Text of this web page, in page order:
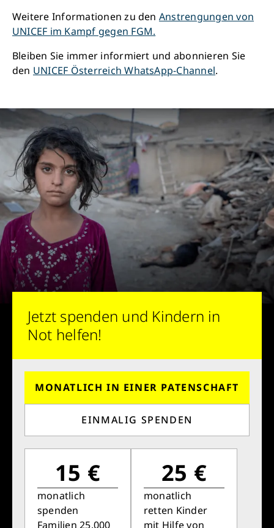
Weitere Informationen zu den Anstrengungen von
UNICEF im Kampf gegen FGM.
Bleiben Sie immer informiert und abonnieren Sie
den UNICEF Österreich WhatsApp-Channel.
Jetzt spenden und Kindern in
Not helfen!
MONATLICH IN EINER PATENSCHAFT
EINMALIG SPENDEN
15 €
monatlich
spenden
Familien 25.000
25 €
monatlich
retten Kinder
mit Hilfe von